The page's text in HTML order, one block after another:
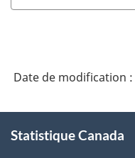
Date de modification :
propos
Statistique Canada